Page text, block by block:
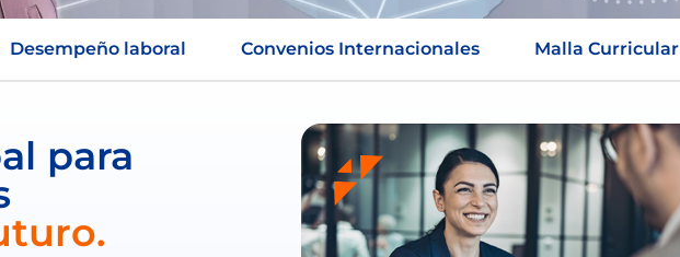
Desempeño laboral Convenios Internacionales Malla Curricular
para